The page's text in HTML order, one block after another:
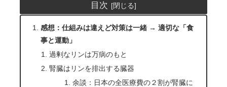
目次
感想：仕組みは違えど対策は一緒 → 適切な「食
事と運動」
過剰なリンは万病のもと
腎臓はリンを排出する臓器
余談：日本の全医療費の２割が腎臓に